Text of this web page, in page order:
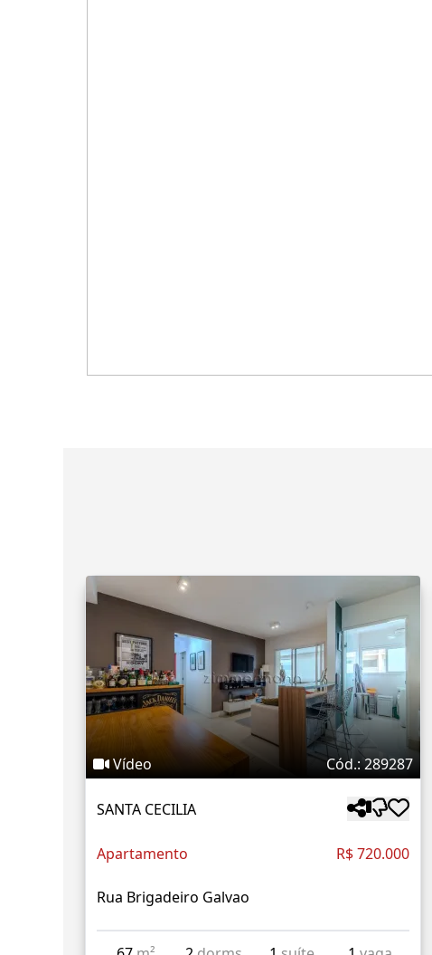
Vídeo Cód.: 289287
SANTA CECILIA
Apartamento R$ 720.000
Rua Brigadeiro Galvao